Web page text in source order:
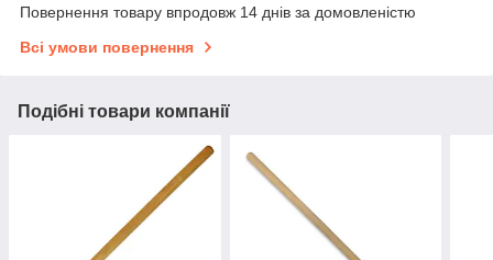
Повернення товару впродовж 14 днів за домовленістю
Всі умови повернення
Подібні товари компанії